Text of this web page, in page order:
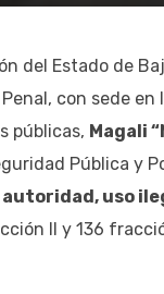
del Estado de
con sede
públicas, Magali
Pública y
autoridad, uso
II y 136